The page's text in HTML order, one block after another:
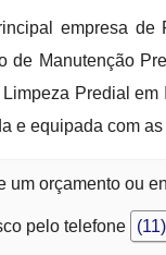
empresa de
de Manutenção
Limpeza Predial
e equipada com
um orçamento ou
pelo telefone